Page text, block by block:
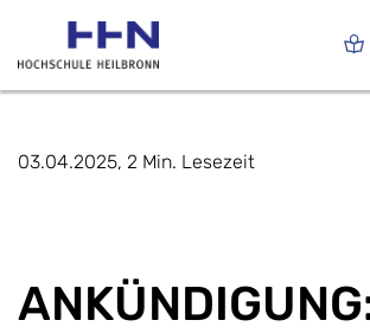
03.04.2025, 2 Min. Lesezeit